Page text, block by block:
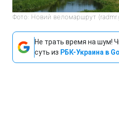
Фото: Новий веломаршрут
Не трать время на шум!
суть из РБК-Украина в